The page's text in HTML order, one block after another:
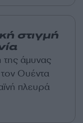
στιγμή
της άμυνας
Ουέντα
πλευρά